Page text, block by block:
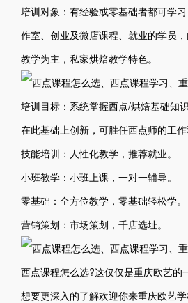
培训对象：有经验或零基础者都可学
作室、创业及微店课程、就业的学员
教学为主，私家烘焙教学特色。
培训目标：系统掌握西点/烘焙基础知
在此基础上创新，可胜任西点师的工作
技能培训：人性化教学，推荐就业。
小班教学：小班上课，一对一辅导。
零基础：全方位教学，零基础轻松学。
营销策划：市场策划，千店选址。
西点课程怎么选?这仅仅是重庆欧艺的
想要更深入的了解欢迎你来重庆欧艺